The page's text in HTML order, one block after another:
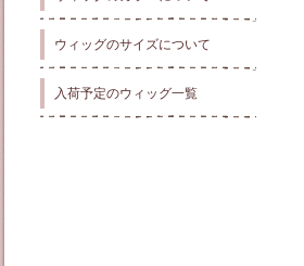
ウィッグのサイズについて
入荷予定のウィッグ一覧